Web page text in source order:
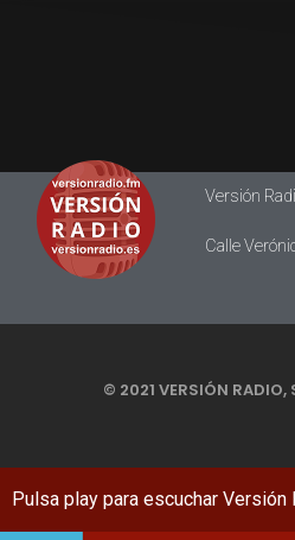
Versión
Calle
© 2021 VERSIÓN RADIO,